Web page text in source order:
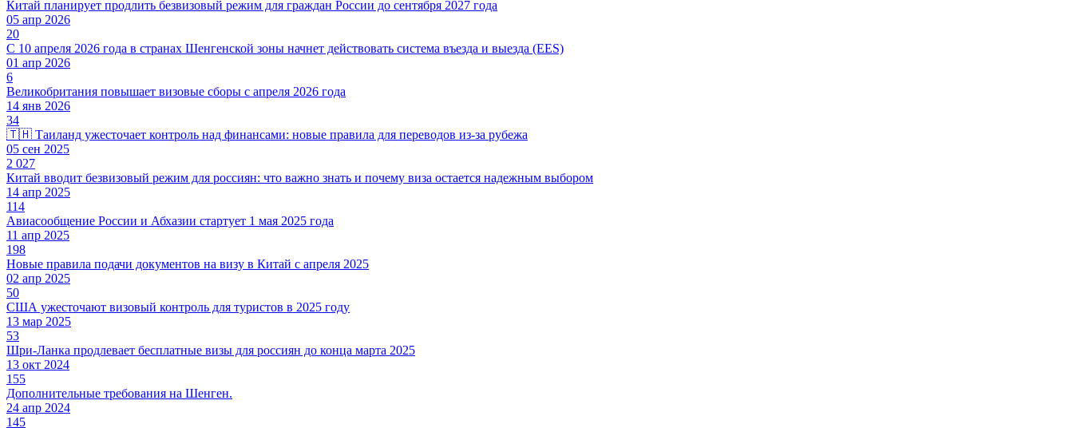
Китай планирует продлить безвизовый режим для граждан России до сентября 2027 года
05 апр 2026
20
С 10 апреля 2026 года в странах Шенгенской зоны начнет действовать система въезда и выезда (EES)
01 апр 2026
6
Великобритания повышает визовые сборы с апреля 2026 года
14 янв 2026
34
🇹🇭 Таиланд ужесточает контроль над финансами: новые правила для переводов из-за рубежа
05 сен 2025
2 027
Китай вводит безвизовый режим для россиян: что важно знать и почему виза остается надежным выбором
14 апр 2025
114
Авиасообщение России и Абхазии стартует 1 мая 2025 года
11 апр 2025
198
Новые правила подачи документов на визу в Китай с апреля 2025
02 апр 2025
50
США ужесточают визовый контроль для туристов в 2025 году
13 мар 2025
53
Шри-Ланка продлевает бесплатные визы для россиян до конца марта 2025
13 окт 2024
155
Дополнительные требования на Шенген.
24 апр 2024
145